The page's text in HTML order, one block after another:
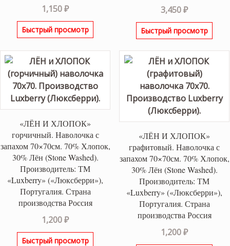
1,150₽
Быстрый просмотр
3,450₽
Быстрый просмотр
«ЛЁН И ХЛОПОК»
горчичный. Наволочка с
запахом 70×70см. 70% Хлопок,
30% Лён (Stone Washed).
Производитель: ТМ
«Luxberry» («Люксберри»),
Португалия. Страна
производства Россия
1,200₽
Быстрый просмотр
«ЛЁН И ХЛОПОК»
графитовый. Наволочка с
запахом 70×70см. 70% Хлопок,
30% Лён (Stone Washed).
Производитель: ТМ
«Luxberry» («Люксберри»),
Португалия. Страна
производства Россия
1,200₽